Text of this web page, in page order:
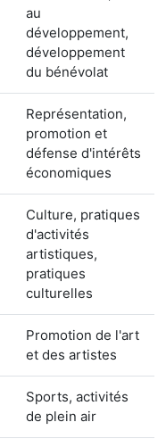
au
développement,
développement
du bénévolat
Représentation,
promotion et
défense d'intérêts
économiques
Culture, pratiques
d'activités
artistiques,
pratiques
culturelles
Promotion de l'art
et des artistes
Sports, activités
de plein air